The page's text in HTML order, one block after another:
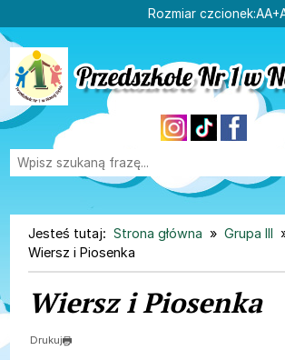
Przejdź do głównej treściRozmiar czcionek:AA+
«
1
Jesteś tutaj: Strona główna
Grupa III
Wiersz i Piosenka
Wiersz i Piosenka
Drukuj